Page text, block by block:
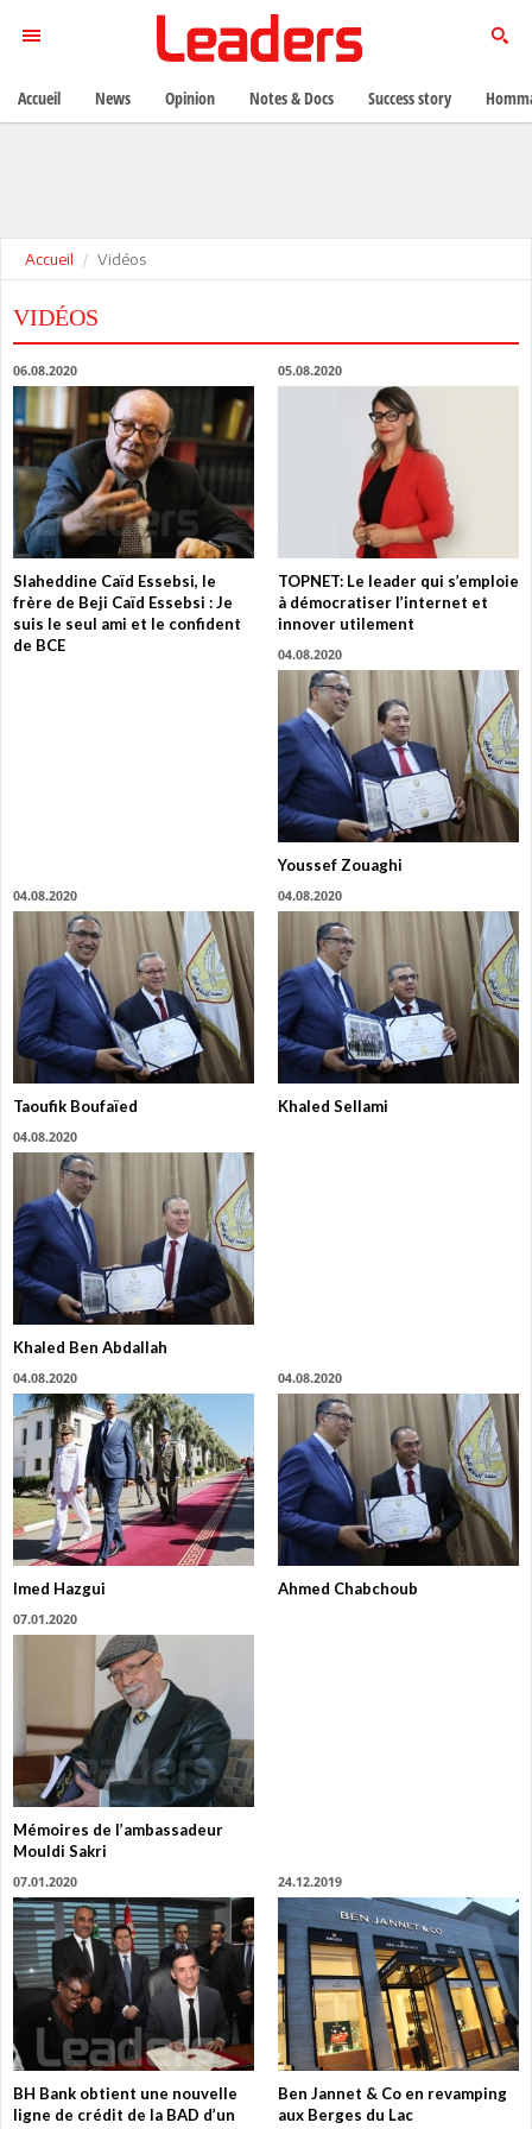
Accueil Vidéos
VIDÉOS
06.08.2020
Slaheddine Caïd Essebsi, le
frère de Beji Caïd Essebsi : Je
suis le seul ami et le confident
de BCE
05.08.2020
TOPNET: Le leader qui s’emploie
à démocratiser l’internet et
innover utilement
04.08.2020
Youssef Zouaghi
04.08.2020
Taoufik Boufaïed
04.08.2020
Khaled Sellami
04.08.2020
Khaled Ben Abdallah
04.08.2020
Imed Hazgui
04.08.2020
Ahmed Chabchoub
07.01.2020
Mémoires de l’ambassadeur
Mouldi Sakri
07.01.2020
BH Bank obtient une nouvelle
ligne de crédit de la BAD d’un
24.12.2019
Ben Jannet & Co en revamping
aux Berges du Lac
Accueil News Opinion Notes & Docs Success story